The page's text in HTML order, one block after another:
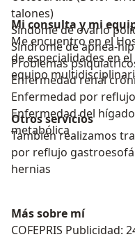
talones)
Sindome de ovario
Síndrome de apnea-
Problemas
Enfermedad renal
Enfermedad por
Enfermedad del
metabólica
Mi consulta y mi
Me encuentro en el
de especialidades en
equipo
Otros servicios
También realizamos
por reflujo
hernias
Más sobre mí
COFEPRIS